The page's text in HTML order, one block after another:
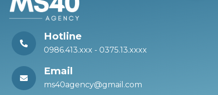
Hotline
0986.413.xxx - 0375.13.xxxx
Email
ms40agency@gmail.com